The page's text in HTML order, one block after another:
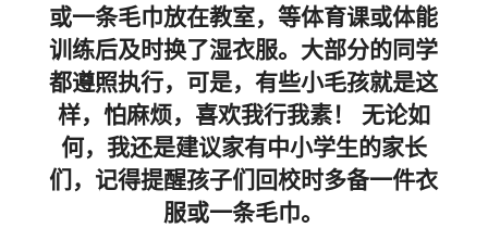
或一条毛巾放在教室，等体育课或体能
训练后及时换了湿衣服。大部分的同学
都遵照执行，可是，有些小毛孩就是这
样，怕麻烦，喜欢我行我素！ 无论如
何，我还是建议家有中小学生的家长
们，记得提醒孩子们回校时多备一件衣
服或一条毛巾。